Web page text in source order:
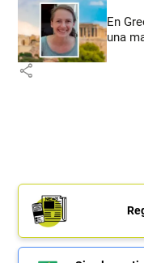
En
una
share